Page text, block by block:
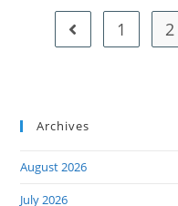
1 2
Archives
August 2026
July 2026